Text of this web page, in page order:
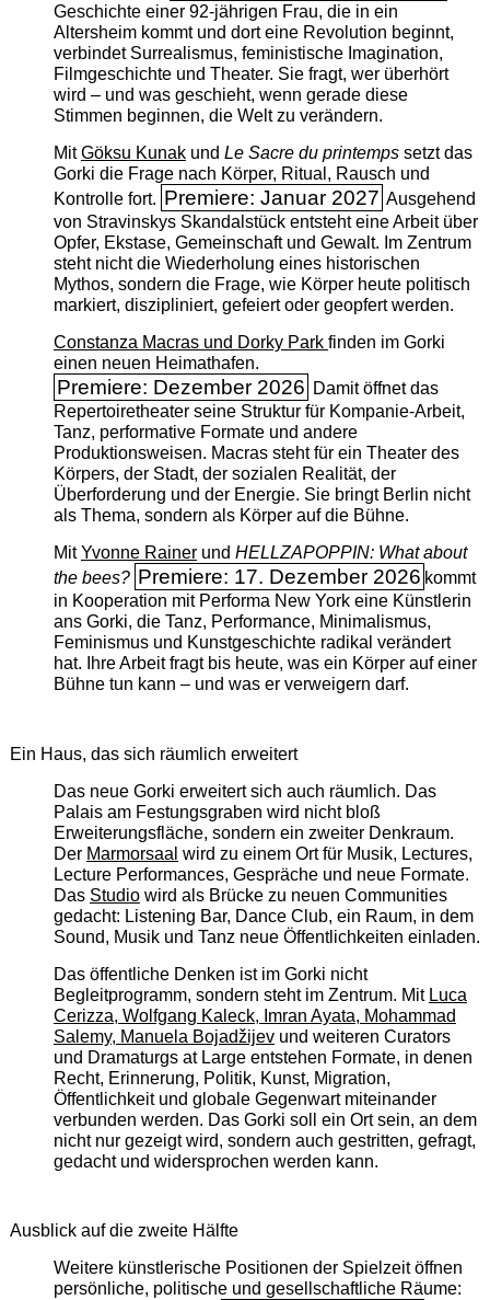
Geschichte einer 92-jährigen Frau, die in ein
Altersheim kommt und dort eine Revolution beginnt,
verbindet Surrealismus, feministische Imagination,
Filmgeschichte und Theater. Sie fragt, wer überhört
wird – und was geschieht, wenn gerade diese
Stimmen beginnen, die Welt zu verändern.
MitGöksu Kunakund Le Sacre du printempssetzt das
Gorki die Frage nach Körper, Ritual, Rausch und
Kontrolle fort. Premiere: Januar 2027 Ausgehend
von Stravinskys Skandalstück entsteht eine Arbeit über
Opfer, Ekstase, Gemeinschaft und Gewalt. Im Zentrum
steht nicht die Wiederholung eines historischen
Mythos, sondern die Frage, wie Körper heute politisch
markiert, diszipliniert, gefeiert oder geopfert werden.
Constanza Macras und Dorky Park finden im Gorki
einen neuen Heimathafen.
Premiere: Dezember 2026 Damit öffnet das
Repertoiretheater seine Struktur für Kompanie-Arbeit,
Tanz, performative Formate und andere
Produktionsweisen. Macras steht für ein Theater des
Körpers, der Stadt, der sozialen Realität, der
Überforderung und der Energie. Sie bringt Berlin nicht
als Thema, sondern als Körper auf die Bühne.
MitYvonne Rainerund HELLZAPOPPIN: What about
the bees? Premiere: 17. Dezember 2026 kommt
in Kooperation mit Performa New York eine Künstlerin
ans Gorki, die Tanz, Performance, Minimalismus,
Feminismus und Kunstgeschichte radikal verändert
hat. Ihre Arbeit fragt bis heute, was ein Körper auf einer
Bühne tun kann – und was er verweigern darf.
Ein Haus, das sich räumlich erweitert
Das neue Gorki erweitert sich auch räumlich. Das
Palais am Festungsgraben wird nicht bloß
Erweiterungsfläche, sondern ein zweiter Denkraum.
Der Marmorsaal wird zu einem Ort für Musik, Lectures,
Lecture Performances, Gespräche und neue Formate.
Das Studiowird als Brücke zu neuen Communities
gedacht: Listening Bar, Dance Club, ein Raum, in dem
Sound, Musik und Tanz neue Öffentlichkeiten einladen.
Das öffentliche Denken ist im Gorki nicht
Begleitprogramm, sondern steht im Zentrum. Mit Luca
Cerizza, Wolfgang Kaleck, Imran Ayata, Mohammad
Salemy, Manuela Bojadžijevund weiteren Curators
und Dramaturgs at Large entstehen Formate, in denen
Recht, Erinnerung, Politik, Kunst, Migration,
Öffentlichkeit und globale Gegenwart miteinander
verbunden werden. Das Gorki soll ein Ort sein, an dem
nicht nur gezeigt wird, sondern auch gestritten, gefragt,
gedacht und widersprochen werden kann.
Ausblick auf die zweite Hälfte
Weitere künstlerische Positionen der Spielzeit öffnen
persönliche, politische und gesellschaftliche Räume: